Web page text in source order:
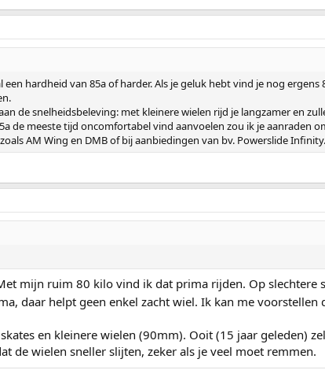
hardheid van 85a of harder. Als je geluk hebt vind je nog ergens
de snelheidsbeleving: met kleinere wielen rijd je langzamer en
de meeste tijd oncomfortabel vind aanvoelen zou ik je aanraden
AM Wing en DMB of bij aanbiedingen van bv. Powerslide Infinity.
mijn ruim 80 kilo vind ik dat prima rijden. Op slechtere
daar helpt geen enkel zacht wiel. Ik kan me voorstellen
en kleinere wielen (90mm). Ooit (15 jaar geleden)
de wielen sneller slijten, zeker als je veel moet remmen.